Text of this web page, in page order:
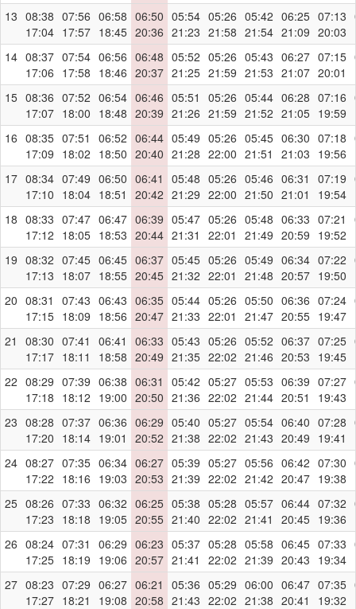
13 08:38
17:04
07:56
17:57
06:58
18:45
06:50
20:36
05:54
21:23
05:26
21:58
05:42
21:54
06:25
21:09
07:13
20:03
14 08:37
17:06
07:54
17:58
06:56
18:46
06:48
20:37
05:52
21:25
05:26
21:59
05:43
21:53
06:27
21:07
07:15
20:01
15 08:36
17:07
07:52
18:00
06:54
18:48
06:46
20:39
05:51
21:26
05:26
21:59
05:44
21:52
06:28
21:05
07:16
19:59
16 08:35
17:09
07:51
18:02
06:52
18:50
06:44
20:40
05:49
21:28
05:26
22:00
05:45
21:51
06:30
21:03
07:18
19:56
17 08:34
17:10
07:49
18:04
06:50
18:51
06:41
20:42
05:48
21:29
05:26
22:00
05:46
21:50
06:31
21:01
07:19
19:54
18 08:33
17:12
07:47
18:05
06:47
18:53
06:39
20:44
05:47
21:31
05:26
22:01
05:48
21:49
06:33
20:59
07:21
19:52
19 08:32
17:13
07:45
18:07
06:45
18:55
06:37
20:45
05:45
21:32
05:26
22:01
05:49
21:48
06:34
20:57
07:22
19:50
20 08:31
17:15
07:43
18:09
06:43
18:56
06:35
20:47
05:44
21:33
05:26
22:01
05:50
21:47
06:36
20:55
07:24
19:47
21
08:30
17:17
07:41
18:11
06:41
18:58
06:33
20:49
05:43
21:35
05:26
22:02
05:52
21:46
06:37
20:53
07:25
19:45
22 08:29
17:18
07:39
18:12
06:38
19:00
06:31
20:50
05:42
21:36
05:27
22:02
05:53
21:44
06:39
20:51
07:27
19:43
23 08:28
17:20
07:37
18:14
06:36
19:01
06:29
20:52
05:40
21:38
05:27
22:02
05:54
21:43
06:40
20:49
07:28
19:41
24 08:27
17:22
07:35
18:16
06:34
19:03
06:27
20:53
05:39
21:39
05:27
22:02
05:56
21:42
06:42
20:47
07:30
19:38
25 08:26
17:23
07:33
18:18
06:32
19:05
06:25
20:55
05:38
21:40
05:28
22:02
05:57
21:41
06:44
20:45
07:32
19:36
26 08:24
17:25
07:31
18:19
06:29
19:06
06:23
20:57
05:37
21:41
05:28
22:02
05:58
21:39
06:45
20:43
07:33
19:34
27 08:23
17:27
07:29
18:21
06:27
19:08
06:21
20:58
05:36
21:43
05:29
22:02
06:00
21:38
06:47
20:41
07:35
19:32